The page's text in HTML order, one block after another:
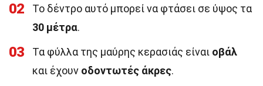
02
Το δέντρο αυτό μπορεί να φτάσει σε ύψος τα
30 μέτρα.
03 Τα φύλλα της μαύρης κερασιάς είναι οβάλ
και έχουν οδοντωτές άκρες.